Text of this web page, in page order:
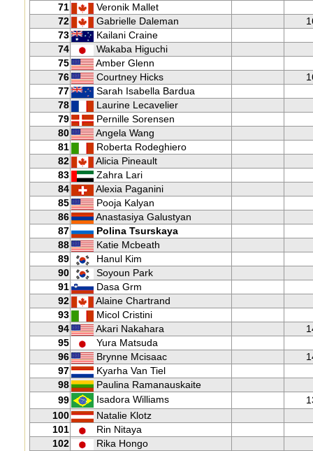
71
Veronik Mallet
72
Gabrielle Daleman
73
Kailani Craine
74
Wakaba Higuchi
75
Amber Glenn
76
Courtney Hicks
77
Sarah Isabella Bardua
78
Laurine Lecavelier
79
Pernille Sorensen
80
Angela Wang
81
Roberta Rodeghiero
82
Alicia Pineault
83
Zahra Lari
84
Alexia Paganini
85
Pooja Kalyan
86
Anastasiya Galustyan
87
Polina Tsurskaya
88
Katie Mcbeath
89
Hanul Kim
90
Soyoun Park
91
Dasa Grm
92
Alaine Chartrand
93
Micol Cristini
94
Akari Nakahara
95
Yura Matsuda
96
Brynne Mcisaac
97
Kyarha Van Tiel
98
Paulina Ramanauskaite
99
Isadora Williams
100
Natalie Klotz
101
Rin Nitaya
102
Rika Hongo